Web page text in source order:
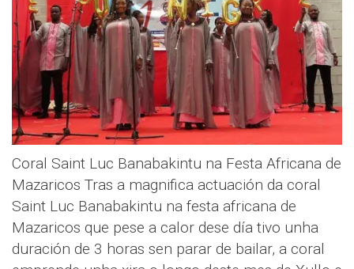
Coral Saint Luc Banabakintu na Festa Africana de
Mazaricos Tras a magnifica actuación da coral
Saint Luc Banabakintu na festa africana de
Mazaricos que pese a calor dese día tivo unha
duración de 3 horas sen parar de bailar, a coral